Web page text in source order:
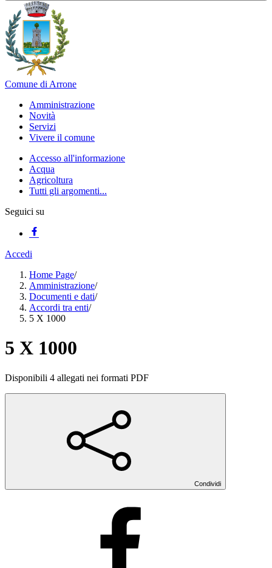
Comune di Arrone
Amministrazione
Novità
Servizi
Vivere il comune
Accesso all'informazione
Acqua
Agricoltura
Tutti gli argomenti...
Seguici su
Accedi
Home Page/
Amministrazione/
Documenti e dati/
Accordi tra enti/
5 X 1000
5 X 1000
Disponibili 4 allegati nei formati PDF
Condividi